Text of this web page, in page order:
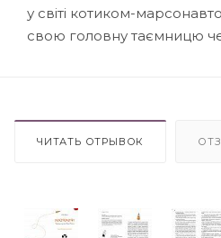
у світі котиком-
свою головну таємницю
ЧИТАТЬ ОТРЫВОК